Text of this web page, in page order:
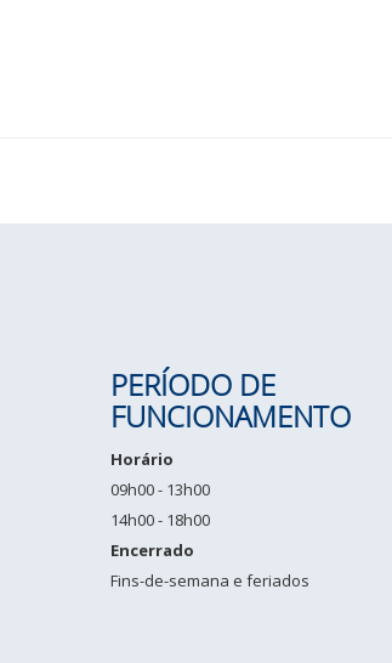
PERÍODO DE
FUNCIONAMENTO
Horário
09h00 - 13h00
14h00 - 18h00
Encerrado
Fins-de-semana e feriados